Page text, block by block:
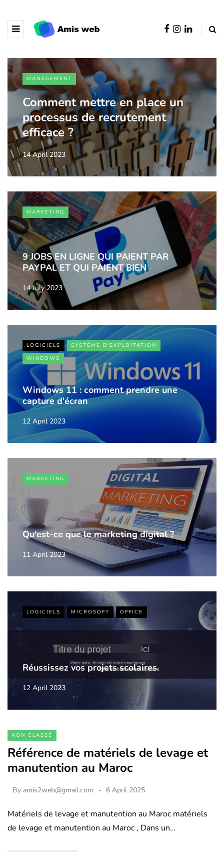
MANAGEMENT
Comment mettre en place un
processus de recrutement
efficace ?
14 April 2023
MARKETING
9 JOBS EN LIGNE QUI PAIENT PAR
PAYPAL ET QUI PAIENT BIEN
14 July 2023
LOGICIELS
SYSTÈME D'EXPLOITATION
WINDOWS
Windows 11 : comment prendre une
capture d'écran
12 April 2023
MARKETING
Qu'est-ce que le marketing digital ?
11 April 2023
LOGICIELS MICROSOFT OFFICE
Réussissez vos projets scolaires
12 April 2023
NON CLASSÉ
Référence de matériels de levage et
manutention au Maroc
By amis2web@gmail.com 6 April 2025
Matériels de levage et manutention au Maroc matériels
de levage et manutention au Maroc , Dans un…